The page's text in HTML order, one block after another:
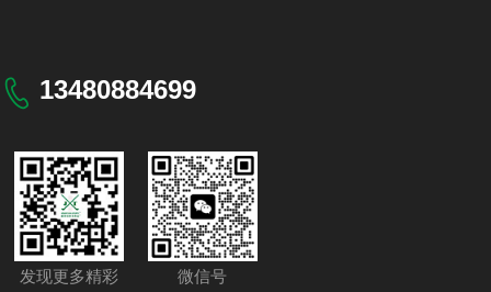
13480884699
发现更多精彩 微信号